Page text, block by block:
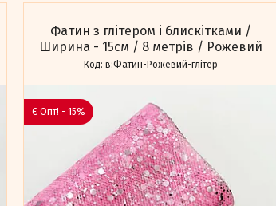
Фатин з глітером і блискітками /
Ширина - 15см / 8 метрів / Рожевий
в:Фатин-Рожевий-глітер
Є Опт! - 15%